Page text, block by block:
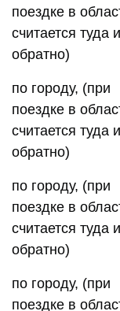
поездке в
считается туда и
обратно)
по городу, (при
поездке в
считается туда и
обратно)
по городу, (при
поездке в
считается туда и
обратно)
по городу, (при
поездке в